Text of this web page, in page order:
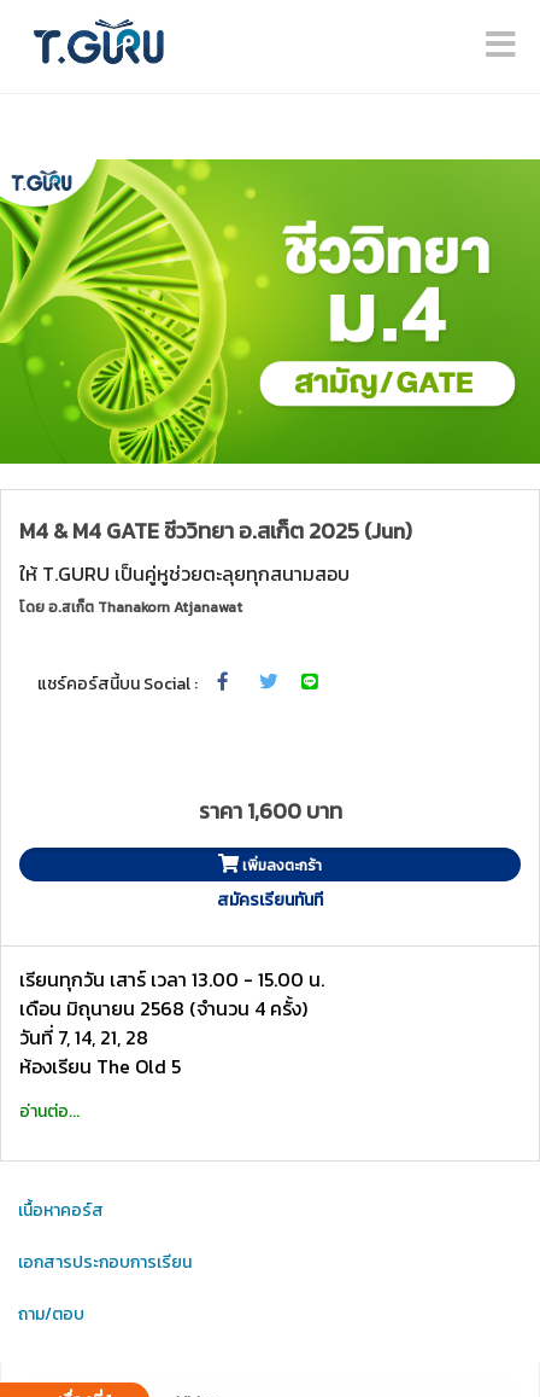
M4 & M4 GATE ชีววิทยา อ.สเก็ต 2025 (Jun)
ให้ T.GURU เป็นคู่หูช่วยตะลุยทุกสนามสอบ
โดยอ.สเก็ต Thanakorn Atjanawat
แชร์คอร์สนี้บน Social :
ราคา 1,600 บาท
เพิ่มลงตะกร้า
สมัครเรียนทันที
เรียนทุกวัน เสาร์ เวลา 13.00 - 15.00 น.
เดือน มิถุนายน 2568 (จำนวน 4 ครั้ง)
วันที่ 7, 14, 21, 28
ห้องเรียน The Old 5
อ่านต่อ...
เนื้อหาคอร์ส
เอกสารประกอบการเรียน
ถาม/ตอบ